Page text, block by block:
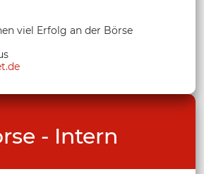
viel Erfolg an der Börse
- Intern